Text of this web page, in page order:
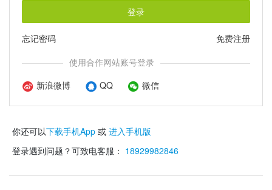
登录
免费注册
忘记密码
使用合作网站账号登录
新浪微博
QQ 微信
你还可以下载手机App 或 进入手机版
登录遇到问题？可致电客服： 18929982846